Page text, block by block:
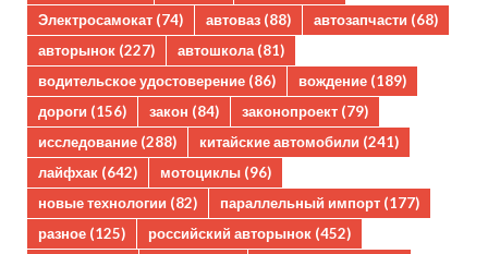
Электросамокат (74) автоваз (88) автозапчасти (68)
авторынок (227) автошкола (81)
водительское удостоверение (86) вождение (189)
дороги (156) закон (84) законопроект (79)
исследование (288) китайские автомобили (241)
лайфхак (642) мотоциклы (96)
новые технологии (82) параллельный импорт (177)
разное (125) российский авторынок (452)